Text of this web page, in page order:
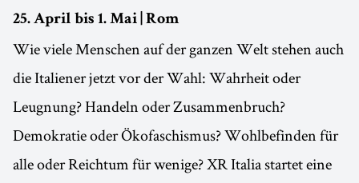
25. April bis 1. Mai | Rom
Wie viele Menschen auf der ganzen Welt stehen auch
die Italiener jetzt vor der Wahl: Wahrheit oder
Leugnung? Handeln oder Zusammenbruch?
Demokratie oder Ökofaschismus? Wohlbefinden für
alle oder Reichtum für wenige? XR Italia startet eine